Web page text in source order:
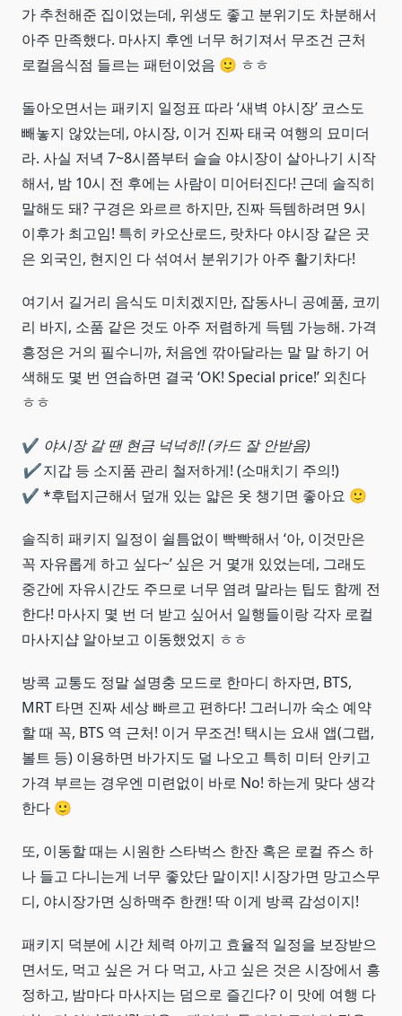
가 추천해준 집이었는데, 위생도 좋고 분위기도 차분해서
아주 만족했다. 마사지 후엔 너무 허기져서 무조건 근처
로컬음식점 들르는 패턴이었음 🙂 ㅎㅎ
돌아오면서는 패키지 일정표 따라 ‘새벽 야시장’ 코스도
빼놓지 않았는데, 야시장, 이거 진짜 태국 여행의 묘미더
라. 사실 저녁 7~8시쯤부터 슬슬 야시장이 살아나기 시작
해서, 밤 10시 전 후에는 사람이 미어터진다! 근데 솔직히
말해도 돼? 구경은 와르르 하지만, 진짜 득템하려면 9시
이후가 최고임! 특히 카오산로드, 랏차다 야시장 같은 곳
은 외국인, 현지인 다 섞여서 분위기가 아주 활기차다!
여기서 길거리 음식도 미치겠지만, 잡동사니 공예품, 코끼
리 바지, 소품 같은 것도 아주 저렴하게 득템 가능해. 가격
흥정은 거의 필수니까, 처음엔 깎아달라는 말 말 하기 어
색해도 몇 번 연습하면 결국 ‘OK! Special price!’ 외친다
ㅎㅎ
✔️ 야시장 갈 땐 현금 넉넉히! (카드 잘 안받음)
✔️지갑 등 소지품 관리 철저하게! (소매치기 주의!)
✔️ *후텁지근해서 덮개 있는 얇은 옷 챙기면 좋아요 🙂
솔직히 패키지 일정이 쉴틈없이 빡빡해서 ‘아, 이것만은
꼭 자유롭게 하고 싶다~’ 싶은 거 몇개 있었는데, 그래도
중간에 자유시간도 주므로 너무 염려 말라는 팁도 함께 전
한다! 마사지 몇 번 더 받고 싶어서 일행들이랑 각자 로컬
마사지샵 알아보고 이동했었지 ㅎㅎ
방콕 교통도 정말 설명충 모드로 한마디 하자면, BTS,
MRT 타면 진짜 세상 빠르고 편하다! 그러니까 숙소 예약
할 때 꼭, BTS 역 근처! 이거 무조건! 택시는 요새 앱(그랩,
볼트 등) 이용하면 바가지도 덜 나오고 특히 미터 안키고
가격 부르는 경우엔 미련없이 바로 No! 하는게 맞다 생각
한다 🙂
또, 이동할 때는 시원한 스타벅스 한잔 혹은 로컬 쥬스 하
나 들고 다니는게 너무 좋았단 말이지! 시장가면 망고스무
디, 야시장가면 싱하맥주 한캔! 딱 이게 방콕 감성이지!
패키지 덕분에 시간 체력 아끼고 효율적 일정을 보장받으
면서도, 먹고 싶은 거 다 먹고, 사고 싶은 것은 시장에서 흥
정하고, 밤마다 마사지는 덤으로 즐긴다? 이 맛에 여행 다